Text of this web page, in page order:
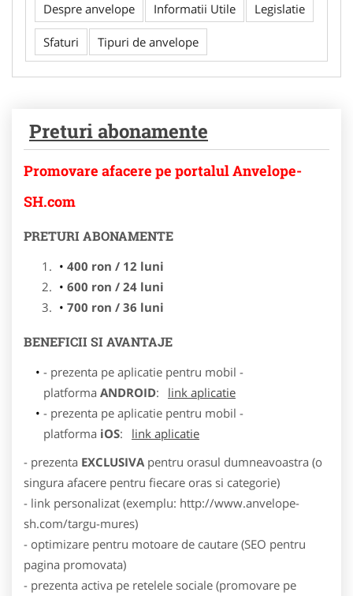
Despre anvelope
Informatii Utile Legislatie
Sfaturi Tipuri de anvelope
Preturi abonamente
Promovare afacere pe portalul Anvelope-
SH.com
PRETURI ABONAMENTE
400 ron / 12 luni
600 ron / 24 luni
700 ron / 36 luni
BENEFICII SI AVANTAJE
- prezenta pe aplicatie pentru mobil -
platforma ANDROID:
link aplicatie
- prezenta pe aplicatie pentru mobil -
platforma iOS:
link aplicatie
- prezenta EXCLUSIVApentru orasul dumneavoastra (o
singura afacere pentru fiecare oras si categorie)
- link personalizat (exemplu: http://www.anvelope-
sh.com/targu-mures)
- optimizare pentru motoare de cautare (SEO pentru
pagina promovata)
- prezenta activa pe retelele sociale (promovare pe